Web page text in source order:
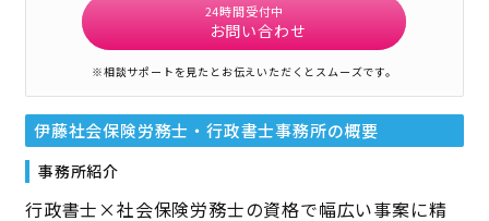
24時間受付中
お問い合わせ
※相談サポートを見たとお伝えいただくとスムーズです。
伊藤社会保険労務士・行政書士事務所の概要
事務所紹介
行政書士×社会保険労務士の資格で幅広い事案に精